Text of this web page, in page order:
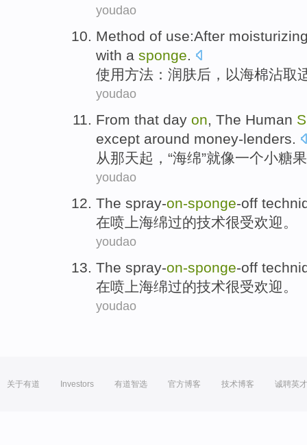
youdao
Method of use:After
with a sponge.
使用方法 ： 润肤后 ， 以海棉沾取
youdao
From that day on, The Human
except around money-lenders.
从那天起，“海绵”就像一个小糖果
youdao
The spray-on-sponge-off
在喷上海绵过的技术很受欢迎。
youdao
The spray-on-sponge-off
在喷上海绵过的技术很受欢迎。
youdao
关于有道 Investors 有道智选 官方博客 技术博客 诚聘英才